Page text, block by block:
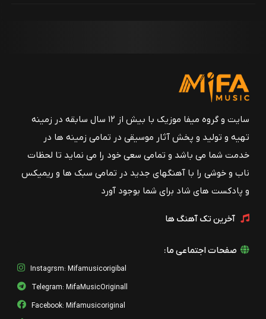
سایت و گروه میفا موزیک با بیش از ۱۲ سال سابقه در زمینه
تهیه و تولید و پخش آثار موسیقی در تمامی زمینه ها در
خدمت شما می باشد و تمامی سعی خود را می نماید تا لحظات
ناب و خوشی را با آهنگهای جدید در تمامی سبک ها و ریمیکس
و پادکست های شاد برای شما بوجود آورد
آخرین تک آهنگ ها
صفحات اجتماعی ما:
Instagrsm: Mifamusicorigibal
Telegram: MifaMusicOriginall
Facebook: Mifamusicoriginal